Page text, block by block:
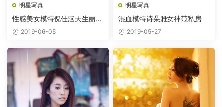
明星写真
性感美女模特倪佳涵天生丽质
图片2019-06-05
明星写真
混血模特诗朵雅女神范私房
2019-05-27